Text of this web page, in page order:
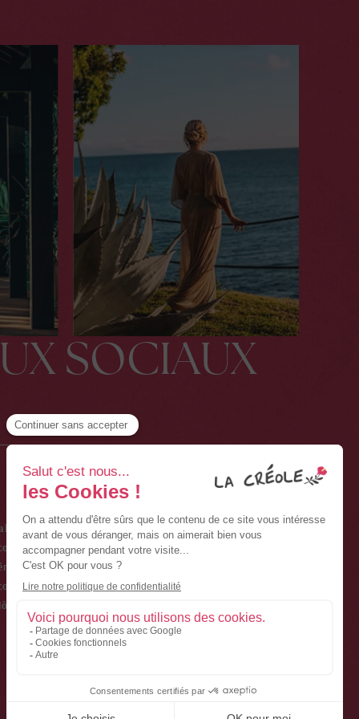
SOCIAUX
de vente
et des Îles
PROFESSIONNEL
Agent de voyages
CODE GDS
SABRE : ON 24492
GALILEO : ON 33825